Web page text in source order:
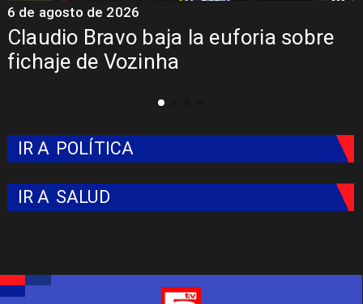
Claudio Bravo baja la euforia sobre
fichaje de Vozinha
6 de agosto de 2026
IR A POLÍTICA
IR A SALUD